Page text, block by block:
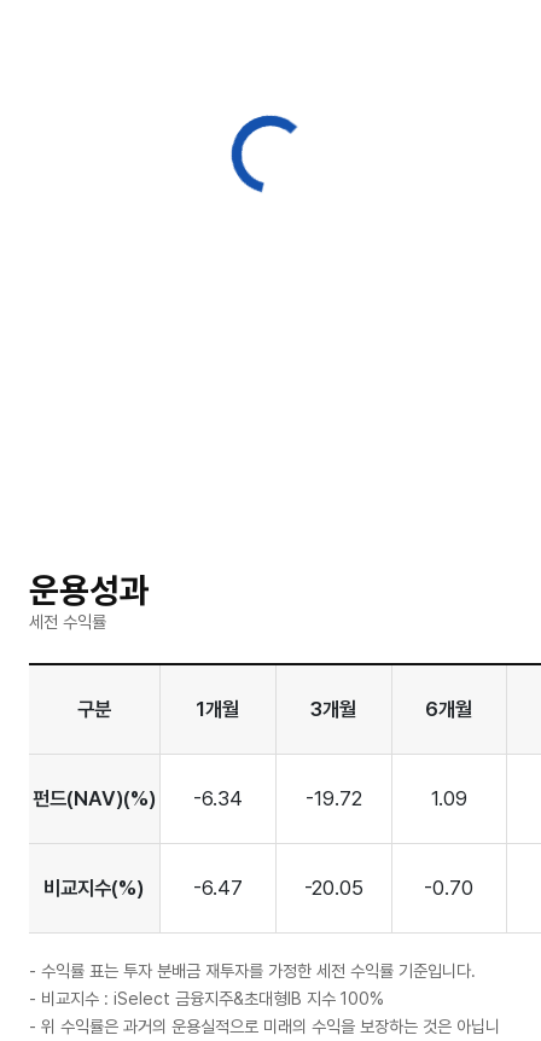
운용성과
세전 수익률
구분 1개월 3개월 6개월
펀드(NAV)(%) -6.34 -19.72 1.09
비교지수(%) -6.47 -20.05 -0.70
수익률 표는 투자 분배금 재투자를 가정한 세전 수익률 기준입니다.
비교지수 : iSelect 금융지주&초대형IB 지수 100%
위 수익률은 과거의 운용실적으로 미래의 수익을 보장하는 것은 아닙니